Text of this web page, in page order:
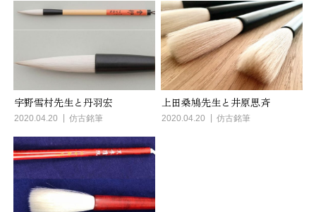
宇野雪村先生と丹羽宏
2020.04.20 仿古銘筆
上田桑鳩先生と井原思斉
2020.04.20 仿古銘筆